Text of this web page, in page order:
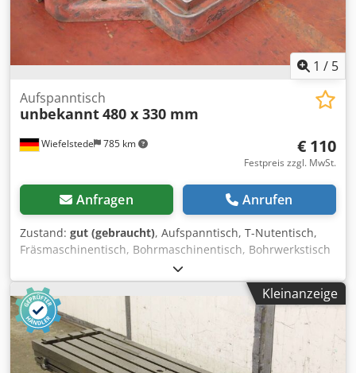
1 / 5
Wiefelstede 785 km
Aufspanntisch
unbekannt480 x 330 mm
€ 110
Festpreis zzgl. MwSt.
Anfragen Anrufen
Zustand: gut (gebraucht), Aufspanntisch, T-Nutentisch,
Fräsmaschinentisch, Bohrmaschinentisch, Bohrwerkstisch
-Aufspanntisch: Bohrmaschinentisch Dodpfet H Tqtex
Andsck -Tischfläche: 480 x 330 mm -Bohrung: Ø 48 mm
Lochkreis Ø 108 x 13 mm -Nutenbreite: 13 mm -Maße:
siehe Fotos -Abmessung ges.: 540/550/H70 mm -Gewicht:
30 kg
Kleinanzeige